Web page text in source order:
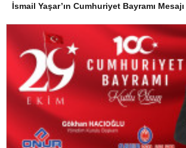
İsmail Yaşar’ın Cumhuriyet Bayramı Mesajı